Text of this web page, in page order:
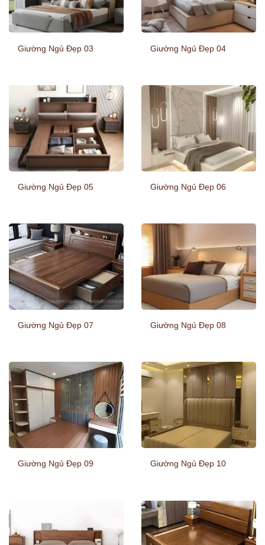
Giường Ngủ Đẹp 03 Giường Ngủ Đẹp 04
Giường Ngủ Đẹp 05 Giường Ngủ Đẹp 06
Giường Ngủ Đẹp 07 Giường Ngủ Đẹp 08
Giường Ngủ Đẹp 09 Giường Ngủ Đẹp 10